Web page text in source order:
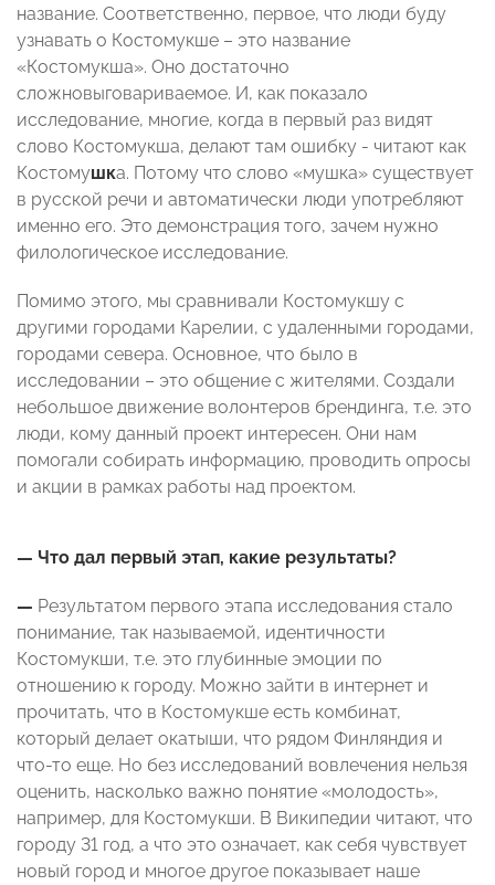
название. Соответственно, первое, что люди буду
узнавать о Костомукше – это название
«Костомукша». Оно достаточно
сложновыговариваемое. И, как показало
исследование, многие, когда в первый раз видят
слово Костомукша, делают там ошибку - читают как
Костомушка. Потому что слово «мушка» существует
в русской речи и автоматически люди употребляют
именно его. Это демонстрация того, зачем нужно
филологическое исследование.
Помимо этого, мы сравнивали Костомукшу с
другими городами Карелии, с удаленными городами,
городами севера. Основное, что было в
исследовании – это общение с жителями. Создали
небольшое движение волонтеров брендинга, т.е. это
люди, кому данный проект интересен. Они нам
помогали собирать информацию, проводить опросы
и акции в рамках работы над проектом.
— Что дал первый этап, какие результаты?
— Результатом первого этапа исследования стало
понимание, так называемой, идентичности
Костомукши, т.е. это глубинные эмоции по
отношению к городу. Можно зайти в интернет и
прочитать, что в Костомукше есть комбинат,
который делает окатыши, что рядом Финляндия и
что-то еще. Но без исследований вовлечения нельзя
оценить, насколько важно понятие «молодость»,
например, для Костомукши. В Википедии читают, что
городу 31 год, а что это означает, как себя чувствует
новый город и многое другое показывает наше